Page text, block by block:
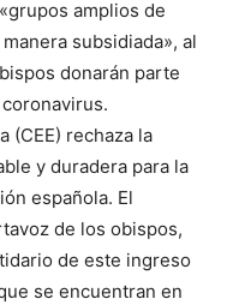
amplios de
subsidiada», al
donarán parte
(CEE) rechaza la
y duradera para la
española. El
de los obispos,
de este ingreso
se encuentran en